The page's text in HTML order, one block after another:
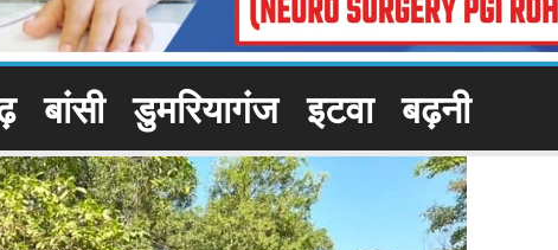
बांसी डुमरियागंज इटवा बढ़नी